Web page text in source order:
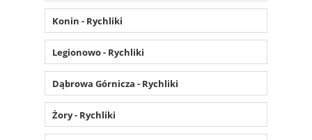
Konin - Rychliki
Legionowo - Rychliki
Dąbrowa Górnicza - Rychliki
Żory - Rychliki